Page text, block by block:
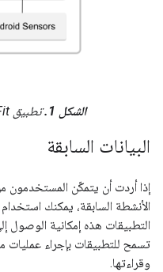
الشكل 1. تطبيق Google Fit على Android
البيانات السابقة
إذا أردت أن يتمكّن المستخدمون
الأنشطة السابقة، يمكنك استخدام
التطبيقات هذه إمكانية الوصول
تسمح للتطبيقات بإجراء عمليات
وقراءتها.